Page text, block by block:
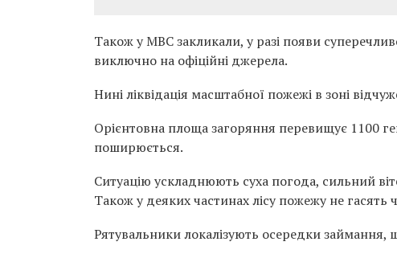
Також у МВС закликали, у разі появи
виключно на офіційні джерела.
Нині ліквідація масштабної пожежі в зоні
Орієнтовна площа загоряння перевищує 1100
поширюється.
Ситуацію ускладнюють суха погода, сильний
Також у деяких частинах лісу пожежу не гасять
Рятувальники локалізують осередки